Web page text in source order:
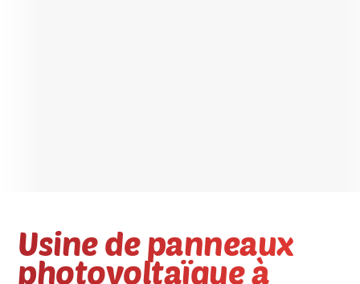
Usine de panneaux
photovoltaïque à